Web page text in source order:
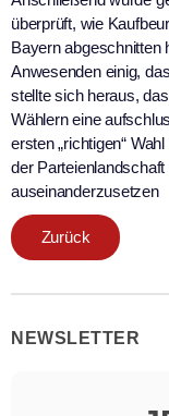
überprüft, wie
Bayern abgeschnitten
Anwesenden einig,
stellte sich heraus,
Wählern eine
ersten „richtigen“
der
auseinanderzusetzen
Zurück
NEWSLETTER